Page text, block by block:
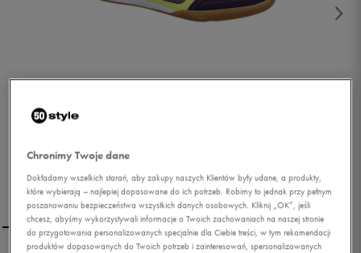
Chronimy Twoje dane
Dokładamy wszelkich starań, aby zakupy naszych Klientów były udane, a produkty,
które wybierają – najlepiej dopasowane do ich potrzeb. Robimy to jednak przy pełnym
poszanowaniu bezpieczeństwa wszystkich danych osobowych. Kliknij „OK”, jeśli
chcesz, abyśmy wykorzystywali informacje o Twoich zachowaniach na naszej stronie
do przygotowania personalizowanych specjalnie dla Ciebie treści, w tym rekomendacji
produktów dopasowanych do Twoich potrzeb i zainteresowań, spersonalizowanych